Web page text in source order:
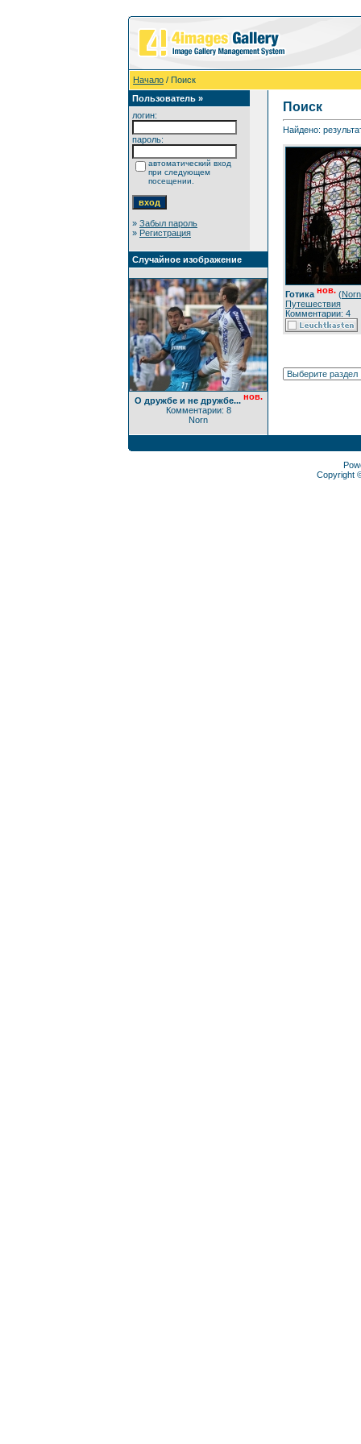
Начало / Поиск
Пользователь »
логин:
пароль:
автоматический вход
при следующем
посещении.
» Забыл пароль
» Регистрация
Случайное изображение
О дружбе и не дружбе... нов.
Комментарии: 8
Norn
Поиск
Найдено:
Готика нов. (Norn
Путешествия
Комментарии: 4
Copyright